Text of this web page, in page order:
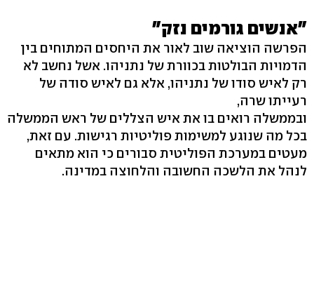
"אנשים גורמים נזק"
הפרשה הוציאה שוב לאור את היחסים המתוחים בין
הדמויות הבולטות בכוורת של נתניהו. אשל נחשב לא
רק לאיש סודו של נתניהו, אלא גם לאיש סודה של
רעייתו שרה,
ובממשלה רואים בו את איש הצללים של ראש הממשלה
בכל מה שנוגע למשימות פוליטיות רגישות. עם זאת,
מעטים במערכת הפוליטית סבורים כי הוא מתאים
לנהל את הלשכה החשובה והלחוצה במדינה.